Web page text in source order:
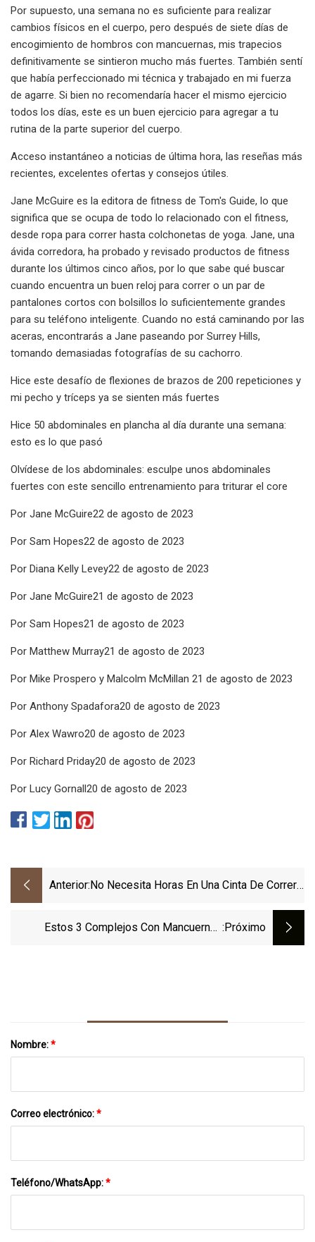
Por supuesto, una semana no es suficiente para realizar
cambios físicos en el cuerpo, pero después de siete días de
encogimiento de hombros con mancuernas, mis trapecios
definitivamente se sintieron mucho más fuertes. También sentí
que había perfeccionado mi técnica y trabajado en mi fuerza
de agarre. Si bien no recomendaría hacer el mismo ejercicio
todos los días, este es un buen ejercicio para agregar a tu
rutina de la parte superior del cuerpo.
Acceso instantáneo a noticias de última hora, las reseñas más
recientes, excelentes ofertas y consejos útiles.
Jane McGuire es la editora de fitness de Tom's Guide, lo que
significa que se ocupa de todo lo relacionado con el fitness,
desde ropa para correr hasta colchonetas de yoga. Jane, una
ávida corredora, ha probado y revisado productos de fitness
durante los últimos cinco años, por lo que sabe qué buscar
cuando encuentra un buen reloj para correr o un par de
pantalones cortos con bolsillos lo suficientemente grandes
para su teléfono inteligente. Cuando no está caminando por las
aceras, encontrarás a Jane paseando por Surrey Hills,
tomando demasiadas fotografías de su cachorro.
Hice este desafío de flexiones de brazos de 200 repeticiones y
mi pecho y tríceps ya se sienten más fuertes
Hice 50 abdominales en plancha al día durante una semana:
esto es lo que pasó
Olvídese de los abdominales: esculpe unos abdominales
fuertes con este sencillo entrenamiento para triturar el core
Por Jane McGuire22 de agosto de 2023
Por Sam Hopes22 de agosto de 2023
Por Diana Kelly Levey22 de agosto de 2023
Por Jane McGuire21 de agosto de 2023
Por Sam Hopes21 de agosto de 2023
Por Matthew Murray21 de agosto de 2023
Por Mike Prospero y Malcolm McMillan 21 de agosto de 2023
Por Anthony Spadafora20 de agosto de 2023
Por Alex Wawro20 de agosto de 2023
Por Richard Priday20 de agosto de 2023
Por Lucy Gornall20 de agosto de 2023
Anterior: No Necesita Horas En Una Cinta De Correr
En Su Lugar, Pruebe Estos Cinco
Estos 3 Complejos Con Mancuernas :próximo
Nombre:*
Correo electrónico:*
Teléfono/WhatsApp:*